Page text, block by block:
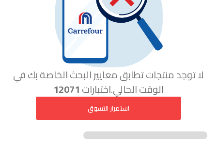
لا توجد منتجات تطابق معايير البحث الخاصة بك في
الوقت الحالي.اختبارات12071
استمرار التسوق